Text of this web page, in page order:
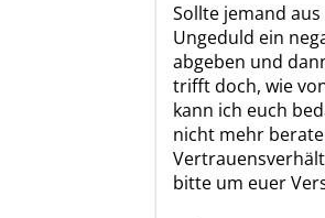
Sollte jemand
Ungeduld ein
abgeben und
trifft doch, wie
kann ich euch
nicht mehr
bitte um euer